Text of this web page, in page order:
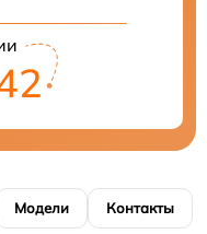
Модели Контакты